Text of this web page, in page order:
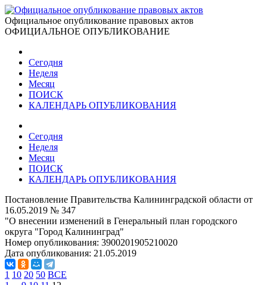
Официальное опубликование правовых актов
ОФИЦИАЛЬНОЕ ОПУБЛИКОВАНИЕ
Сегодня
Неделя
Месяц
ПОИСК
КАЛЕНДАРЬ ОПУБЛИКОВАНИЯ
Сегодня
Неделя
Месяц
ПОИСК
КАЛЕНДАРЬ ОПУБЛИКОВАНИЯ
Постановление Правительства Калининградской области от
16.05.2019 № 347
"О внесении изменений в Генеральный план городского
округа "Город Калининград"
Номер опубликования: 3900201905210020
Дата опубликования: 21.05.2019
1 10 20 50 ВСЕ